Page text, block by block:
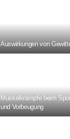
Auswirkungen von
Muskelkrämpfe beim
und Vorbeugung